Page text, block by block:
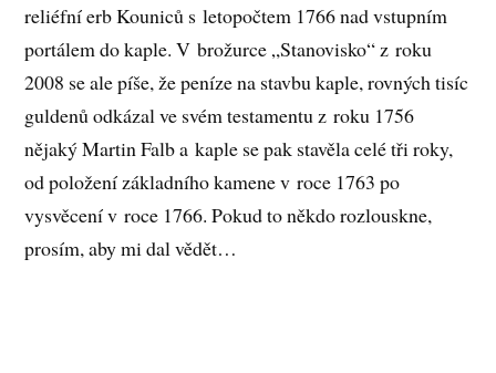
reliéfní erb Kouniců s letopočtem 1766 nad vstupním
portálem do kaple. V brožurce „Stanovisko“ z roku
2008 se ale píše, že peníze na stavbu kaple, rovných tisíc
guldenů odkázal ve svém testamentu z roku 1756
nějaký Martin Falb a kaple se pak stavěla celé tři roky,
od položení základního kamene v roce 1763 po
vysvěcení v roce 1766. Pokud to někdo rozlouskne,
prosím, aby mi dal vědět…